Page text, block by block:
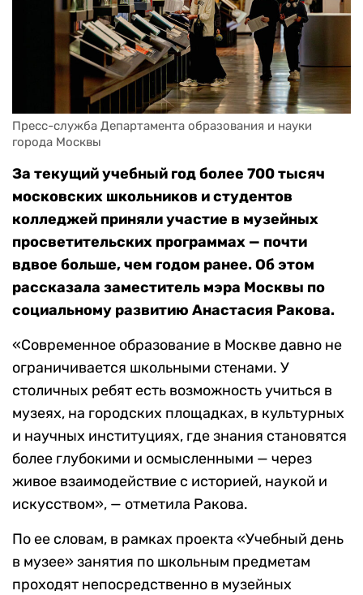
Пресс-служба Департамента образования и науки
города Москвы
За текущий учебный год более 700 тысяч
московских школьников и студентов
колледжей приняли участие в музейных
просветительских программах — почти
вдвое больше, чем годом ранее. Об этом
рассказала заместитель мэра Москвы по
социальному развитию Анастасия Ракова.
«Современное образование в Москве давно не
ограничивается школьными стенами. У
столичных ребят есть возможность учиться в
музеях, на городских площадках, в культурных
и научных институциях, где знания становятся
более глубокими и осмысленными — через
живое взаимодействие с историей, наукой и
искусством», — отметила Ракова.
По ее словам, в рамках проекта «Учебный день
в музее» занятия по школьным предметам
проходят непосредственно в музейных